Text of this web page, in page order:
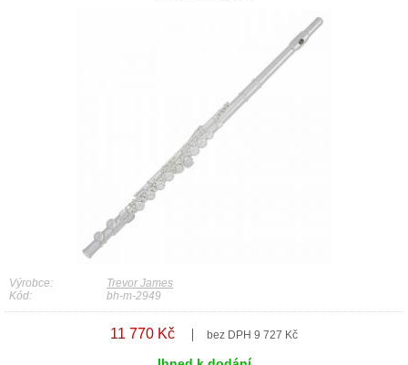
Výrobce:
Trevor James
Kód:
bh-m-2949
11 770 Kč bez DPH 9 727 Kč